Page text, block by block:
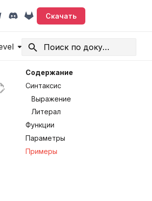
Скачать
Содержание
Синтаксис
Выражение
Литерал
Функции
Параметры
Примеры